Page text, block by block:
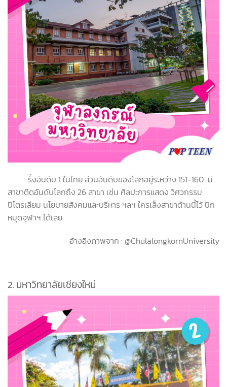
รั้งอันดับ 1 ในไทย ส่วนอันดับของโลกอยู่ระหว่าง 151-160 มี
สาขาติดอันดับโลกถึง 26 สาขา เช่น ศิลปะการแสดง วิศวกรรม
ปิโตรเลียม นโยบายสังคมและบริหาร ฯลฯ ใครเล็งสาขาด้านนี้ไว้ ปัก
หมุดจุฬาฯ ได้เลย
อ้างอิงภาพจาก : @ChulalongkornUniversity
2.มหาวิทยาลัยเชียงใหม่